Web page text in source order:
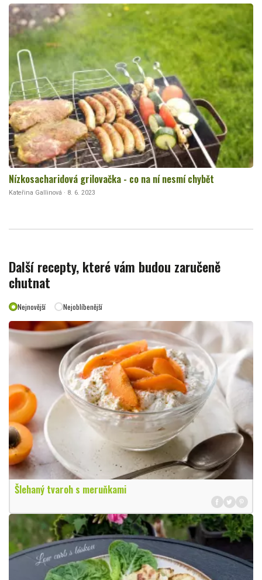
Nízkosacharidová grilovačka - co na ní nesmí chybět
Kateřina Gallinová · 8. 6. 2023
Další recepty, které vám budou zaručeně
chutnat
Nejnovější Nejoblíbenější
Šlehaný tvaroh s meruňkami